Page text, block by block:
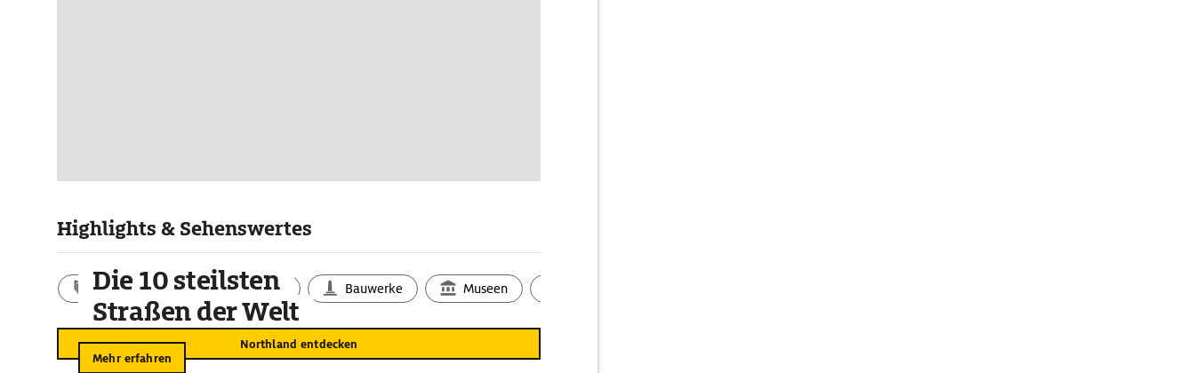
Highlights & Sehenswertes
Aktivitäten Landschaft Bauwerke Museen
Northland entdecken
Die 10 steilsten
Straßen der Welt
Mehr erfahren